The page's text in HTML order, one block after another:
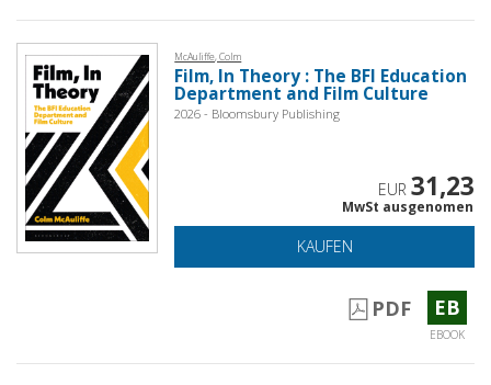
McAuliffe, Colm
Film, In Theory : The BFI Education
Department and Film Culture
2026 - Bloomsbury Publishing
EUR 31,23
MwSt ausgenomen
KAUFEN
PDF EB
EBOOK